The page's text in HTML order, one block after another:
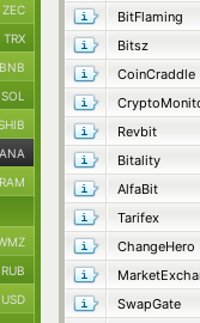
BitFlaming
Bitsz
CoinCraddle
Revbit
Bitality
AlfaBit
Tarifex
ChangeHero
SwapGate
ZEC
TRX
BNB
SOL
RUB
USD